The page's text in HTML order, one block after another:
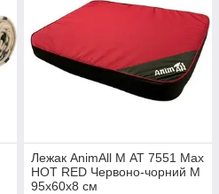
Лежак AnimAll M АТ 7551 Max
HOT RED Червоно-чорний M
95x60x8 см